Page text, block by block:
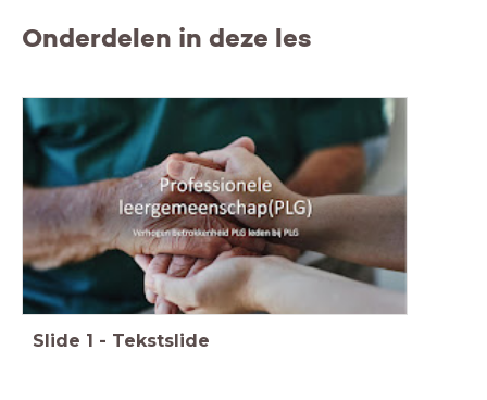
Onderdelen in deze les
Slide 1 - Tekstslide